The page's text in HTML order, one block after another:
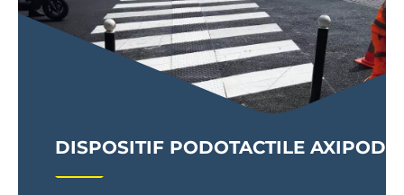
DISPOSITIF PODOTACTILE AXIPOD